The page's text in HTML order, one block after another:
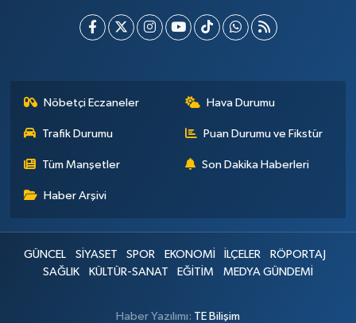
Nöbetçi Eczaneler Hava Durumu
Trafik Durumu Puan Durumu ve Fikstür
Tüm Manşetler Son Dakika Haberleri
Haber Arşivi
GÜNCEL SİYASET SPOR EKONOMİ İLÇELER
RÖPORTAJ
SAĞLIK
KÜLTÜR-SANAT EĞİTİM MEDYA GÜNDEMİ
Haber Yazılımı: TE Bilişim